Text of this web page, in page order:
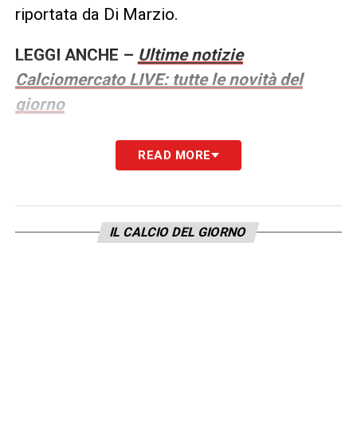
riportata da Di Marzio.
LEGGI ANCHE – Ultime notizie
Calciomercato LIVE: tutte le novità del
giorno
LA PLAYLIST DELLE NOSTRE TOP NEWS
READ MORE
IL CALCIO DEL GIORNO